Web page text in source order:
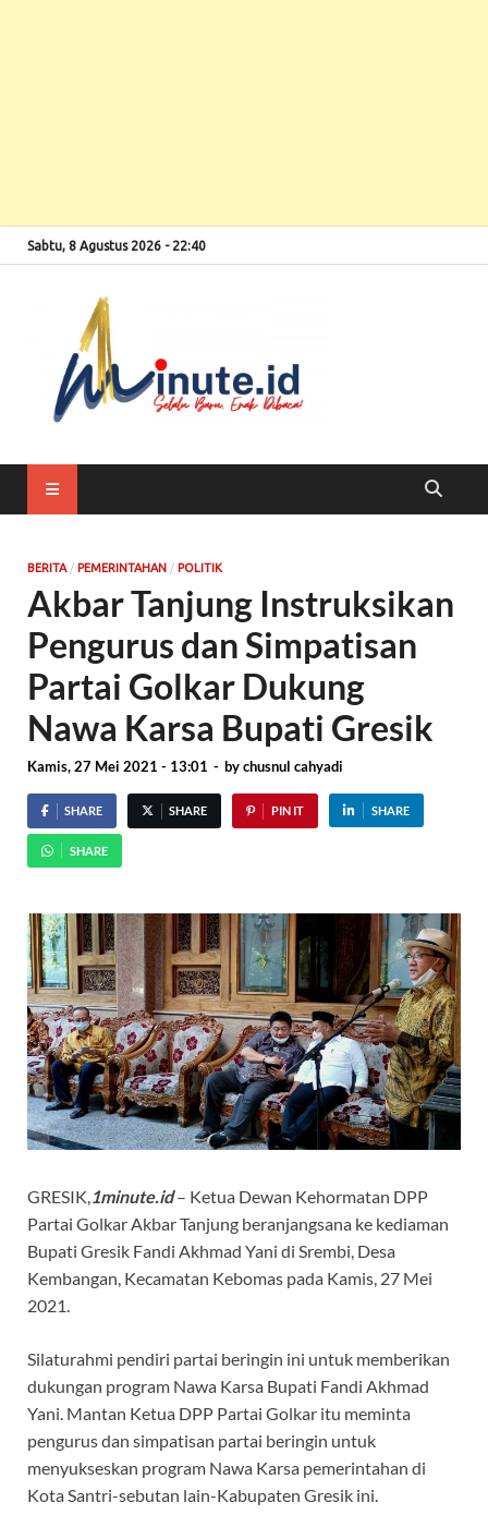
Sabtu, 8 Agustus 2026 - 22:40
BERITA/ PEMERINTAHAN / POLITIK
Akbar Tanjung Instruksikan
Pengurus dan Simpatisan
Partai Golkar Dukung
Nawa Karsa Bupati Gresik
Kamis, 27 Mei 2021 - 13:01 - bychusnul cahyadi
SHARE SHARE PIN IT SHARE
SHARE
GRESIK, 1minute.id– Ketua Dewan Kehormatan DPP
Partai Golkar Akbar Tanjung beranjangsana ke kediaman
Bupati Gresik Fandi Akhmad Yani di Srembi, Desa
Kembangan, Kecamatan Kebomas pada Kamis, 27 Mei
2021.
Silaturahmi pendiri partai beringin ini untuk memberikan
dukungan program Nawa Karsa Bupati Fandi Akhmad
Yani. Mantan Ketua DPP Partai Golkar itu meminta
pengurus dan simpatisan partai beringin untuk
menyukseskan program Nawa Karsa pemerintahan di
Kota Santri-sebutan lain-Kabupaten Gresik ini.